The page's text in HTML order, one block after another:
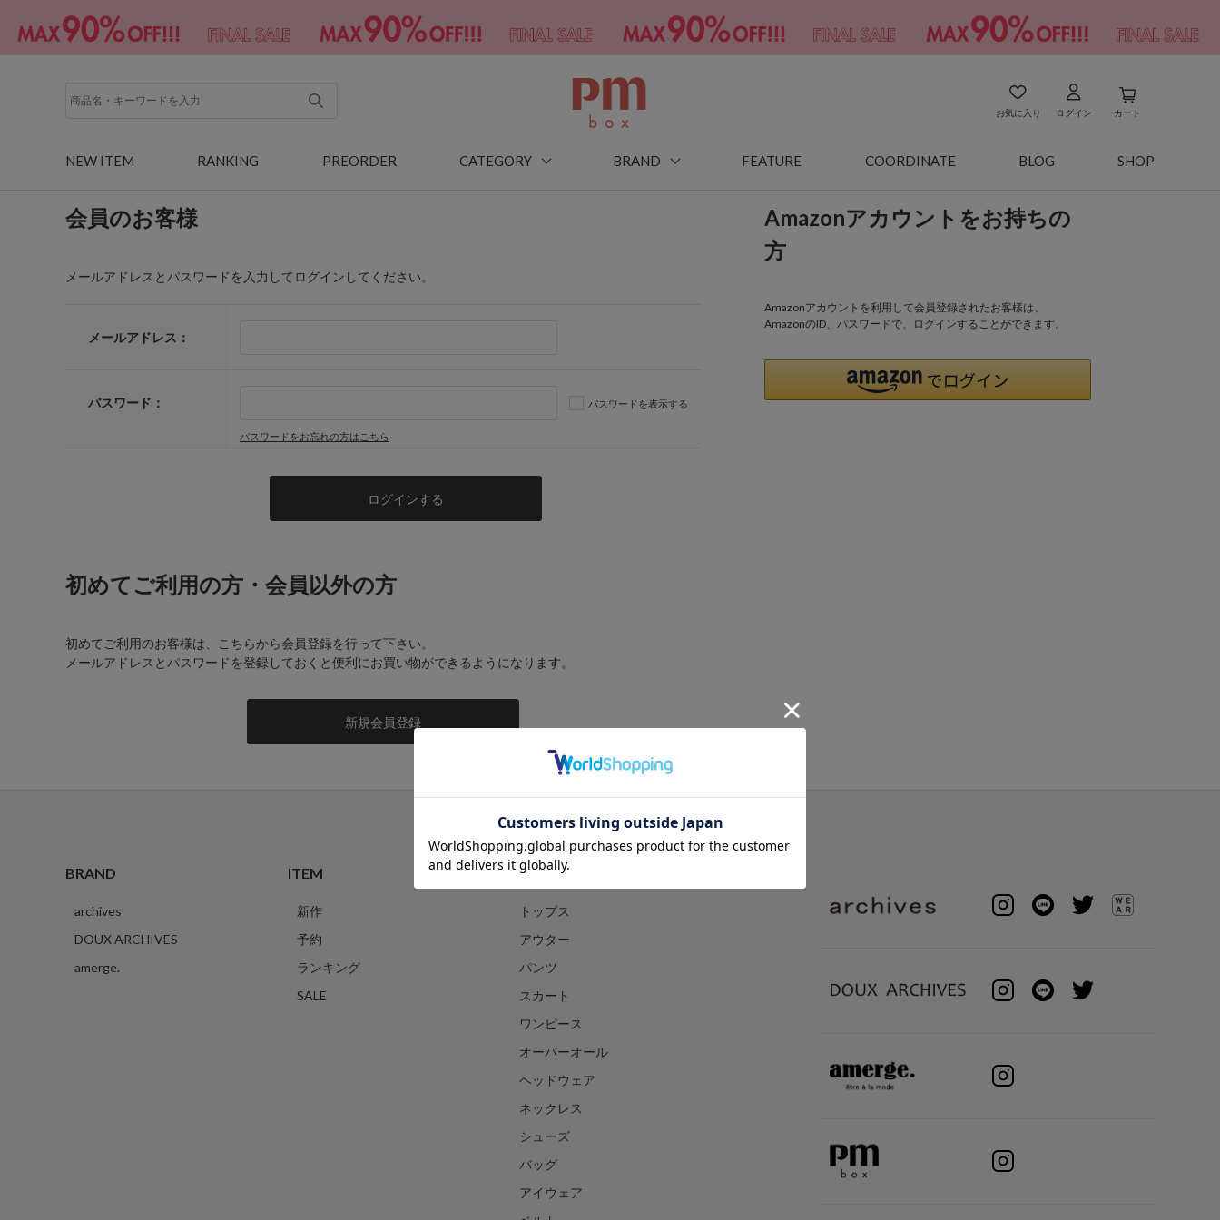
お気に入り ログイン カート
NEW ITEM RANKING PREORDER CATEGORY BRAND FEATURE COORDINATE BLOG SHOP
会員のお客様
メールアドレスとパスワードを入力してログインしてください。
メールアドレス：
パスワード： パスワードを表示する
パスワードをお忘れの方はこちら
Amazonアカウントをお持ちの
方
Amazonアカウントを利用して会員登録されたお客様は、
AmazonのID、パスワードで、ログインすることができます。
初めてご利用の方・会員以外の方
初めてご利用のお客様は、こちらから会員登録を行って下さい。
メールアドレスとパスワードを登録しておくと便利にお買い物ができるようになります。
BRAND
archives
DOUX ARCHIVES
amerge.
ITEM
新作
予約
ランキング
SALE
CATEGORY
トップス
アウター
パンツ
スカート
ワンピース
オーバーオール
ヘッドウェア
ネックレス
シューズ
バッグ
アイウェア